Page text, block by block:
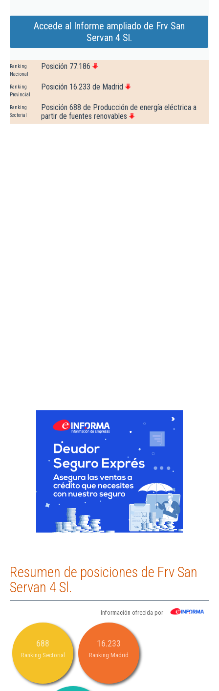
Accede al Informe ampliado de Frv San
Servan 4 Sl.
Ranking
Nacional
Posición 77.186
Ranking
Provincial
Posición 16.233 de Madrid
Ranking
Sectorial
Posición 688 de Producción de energía eléctrica a
partir de fuentes renovables
Resumen de posiciones de Frv San
Servan 4 Sl.
Información ofrecida por
688
Ranking Sectorial
16.233
Ranking Madrid